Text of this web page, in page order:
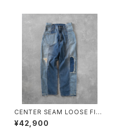
CENTER SEAM LOOSE FIT/
16108#1/センターシームルーズ
フィット
¥42,900